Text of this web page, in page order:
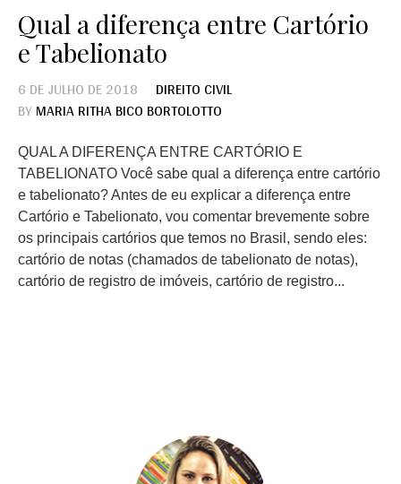
Qual a diferença entre Cartório
e Tabelionato
6 DE JULHO DE 2018
DIREITO CIVIL
BYMARIA RITHA BICO BORTOLOTTO
QUAL A DIFERENÇA ENTRE CARTÓRIO E
TABELIONATO Você sabe qual a diferença entre cartório
e tabelionato? Antes de eu explicar a diferença entre
Cartório e Tabelionato, vou comentar brevemente sobre
os principais cartórios que temos no Brasil, sendo eles:
cartório de notas (chamados de tabelionato de notas),
cartório de registro de imóveis, cartório de registro...